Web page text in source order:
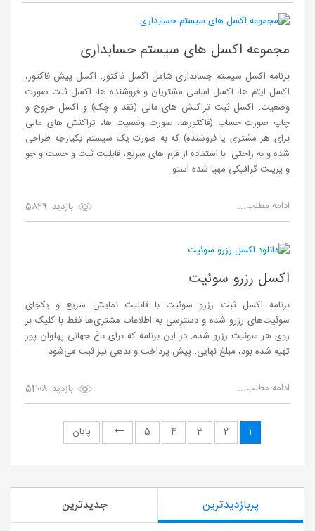
مجموعه اکسل های سیستم حسابداری
برنامه اکسل سیستم جسابداری شامل اگسل فاکتور، اکسل پیش فاکتور،
اکسل ایتم ها، اکسل اسامی مشتریان و فروشنده ها، اکسل ثبت صورت
وضعیت، اکسل ثبت تراکنش های مالی (نقد و چک) و اکسل خروج و
چاپ صورت حساب (فاکتورها، صورت وضعیت ها، تراکنش های مالی
برای هر مشتری یا فروشنده) که به صورت یک سیستم یکپارچه طراحی
شده و به راحتی با استفاده از فرم های سریع، قابلیت ثبت و جست و جو
و پرینت گرافیکی مهیا شده استو.
ادامه مطلب... بازدید: 5829
اکسل رزرو سوئیت
برنامه اکسل ثبت رزرو سوئیت با قابلیت نمایش سریع و یکجای
سوئیت‌های رزرو شده و دسترسی به اطلاعات مشتری‌ها فقط با کلیک بر
روی هر سوئیت رزرو شده. در این برنامه که برای باغ جهانی پهلوان پور
تهیه شده بود، مبلغ نهایی، پیش پرداخت و بدهی نیز ثبت می‌شود.
ادامه مطلب... بازدید: 5408
1
2
3
4
5 پایان
پربازدیدترین جدیدترین